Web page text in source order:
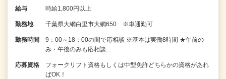
給与 時給1,800円以上
勤務地 千葉県大網白里市大網650 ※車通勤可
勤務時間
9：00～18：00の間で応相談 ※基本は実働8時間 ★午前の
み・午後のみも応相談…
応募資格
フォークリフト資格もしくは中型免許どちらかの資格があれ
ばOK！